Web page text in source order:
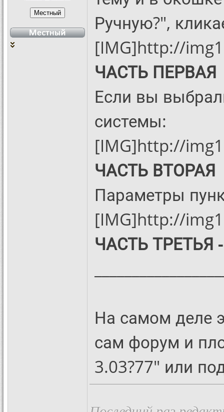
Ручную?",
[IMG]http://
ЧАСТЬ ПЕРВАЯ
Если вы
системы:
[IMG]http://
ЧАСТЬ ВТОРАЯ
Параметры
[IMG]http://
ЧАСТЬ ТРЕТЬЯ
На самом деле
сам форум и
3.03?77" или